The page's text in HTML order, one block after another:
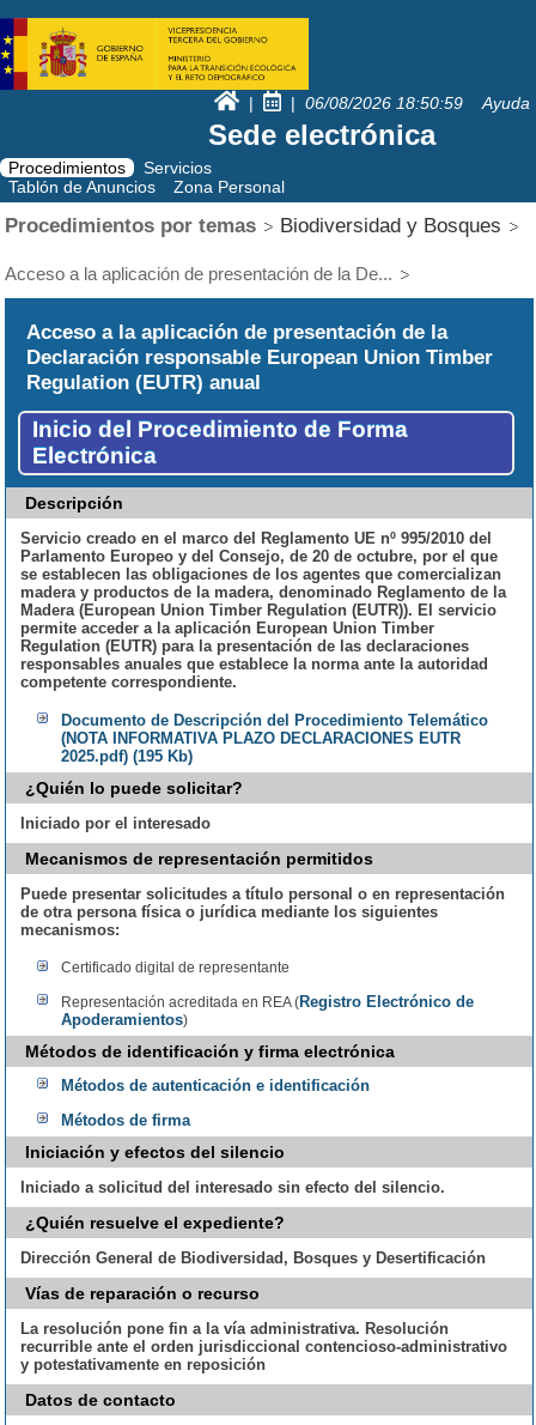
| | 06/08/2026 18:50:59 Ayuda
Sede electrónica
Procedimientos
Servicios
Tablón de Anuncios
Zona Personal
Procedimientos por temas Biodiversidad y Bosques
Acceso a la aplicación de presentación de la De...
Acceso a la aplicación de presentación de la
Declaración responsable European Union Timber
Regulation (EUTR) anual
Inicio del Procedimiento de Forma
Electrónica
Descripción
Servicio creado en el marco del Reglamento UE nº 995/2010 del
Parlamento Europeo y del Consejo, de 20 de octubre, por el que
se establecen las obligaciones de los agentes que comercializan
madera y productos de la madera, denominado Reglamento de la
Madera (European Union Timber Regulation (EUTR)). El servicio
permite acceder a la aplicación European Union Timber
Regulation (EUTR) para la presentación de las declaraciones
responsables anuales que establece la norma ante la autoridad
competente correspondiente.
Documento de Descripción del Procedimiento Telemático
(NOTA INFORMATIVA PLAZO DECLARACIONES EUTR
2025.pdf) (195 Kb)
¿Quién lo puede solicitar?
Iniciado por el interesado
Mecanismos de representación permitidos
Puede presentar solicitudes a título personal o en representación
de otra persona física o jurídica mediante los siguientes
mecanismos:
Certificado digital de representante
Representación acreditada en REA (Registro Electrónico de
Apoderamientos)
Métodos de identificación y firma electrónica
Métodos de autenticación e identificación
Métodos de firma
Iniciación y efectos del silencio
Iniciado a solicitud del interesado sin efecto del silencio.
¿Quién resuelve el expediente?
Dirección General de Biodiversidad, Bosques y Desertificación
Vías de reparación o recurso
La resolución pone fin a la vía administrativa. Resolución
recurrible ante el orden jurisdiccional contencioso-administrativo
y potestativamente en reposición
Datos de contacto